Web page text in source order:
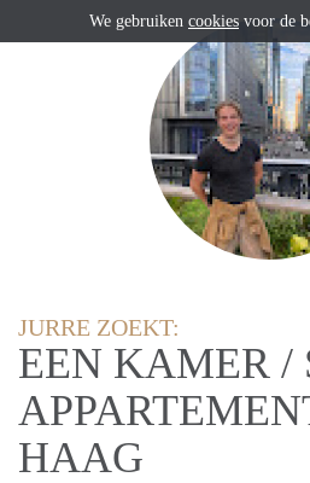
JURRE ZOEKT:
EEN KAMER /
HAAG
We gebruiken cookies voor de